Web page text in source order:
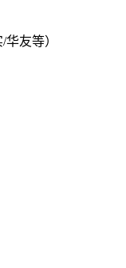
友等）